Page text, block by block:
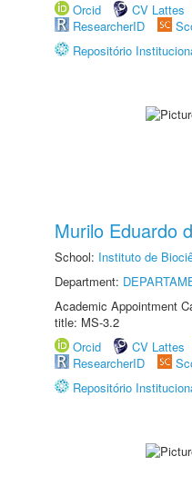
Orcid
CV Lattes
ResearcherID
Repositório
Murilo Eduardo
School: Instituto de
Department:
Academic Appointment
title: MS-3.2
Orcid
CV Lattes
ResearcherID
Repositório